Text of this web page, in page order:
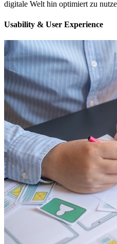
digitale Welt hin optimiert zu
Usability & User Experience